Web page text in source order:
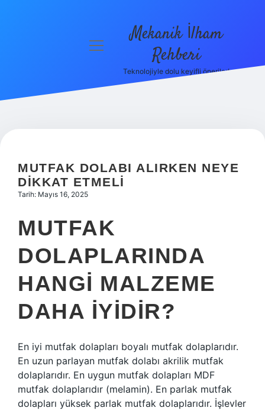
Hakkımızda
menüyü
Mekanik İlham
Rehberi
Teknolojiyle dolu keyifli öneriler!
MUTFAK DOLABI ALIRKEN NEYE
DIKKAT ETMELI
Tarih: Mayıs 16, 2025
MUTFAK
DOLAPLARINDA
HANGI MALZEME
DAHA IYIDIR?
En iyi mutfak dolapları boyalı mutfak dolaplarıdır.
En uzun parlayan mutfak dolabı akrilik mutfak
dolaplarıdır. En uygun mutfak dolapları MDF
mutfak dolaplarıdır (melamin). En parlak mutfak
dolapları yüksek parlak mutfak dolaplarıdır. İşlevler